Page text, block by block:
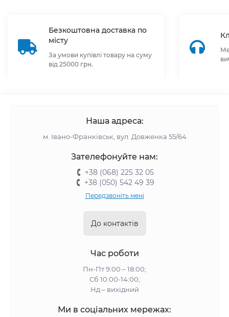
Безкоштовна доставка по
місту
За умови купівлі товару на суму
від 25000 грн.
Наша адреса:
м. Івано-Франківськ, вул. Довженка 55/64
Зателефонуйте нам:
+38 (068) 225 32 05
+38 (050) 542 49 39
Передзвоніть мені
До контактів
Час роботи
Пн-Пт 9:00 – 18:00;
Сб 10:00-14:00;
Нд – вихідний
Ми в соціальних мережах: